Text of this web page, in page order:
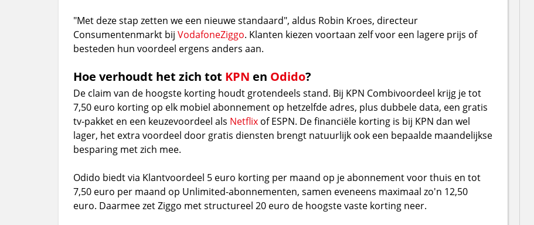
"Met deze stap zetten we een nieuwe standaard", aldus Robin Kroes, directeur
Consumentenmarkt bij VodafoneZiggo. Klanten kiezen voortaan zelf voor een lagere prijs of
besteden hun voordeel ergens anders aan.
Hoe verhoudt het zich tot KPN en Odido?
De claim van de hoogste korting houdt grotendeels stand. Bij KPN Combivoordeel krijg je tot
7,50 euro korting op elk mobiel abonnement op hetzelfde adres, plus dubbele data, een gratis
tv-pakket en een keuzevoordeel als Netflixof ESPN. De financiële korting is bij KPN dan wel
lager, het extra voordeel door gratis diensten brengt natuurlijk ook een bepaalde maandelijkse
besparing met zich mee.
Odido biedt via Klantvoordeel 5 euro korting per maand op je abonnement voor thuis en tot
7,50 euro per maand op Unlimited-abonnementen, samen eveneens maximaal zo'n 12,50
euro. Daarmee zet Ziggo met structureel 20 euro de hoogste vaste korting neer.